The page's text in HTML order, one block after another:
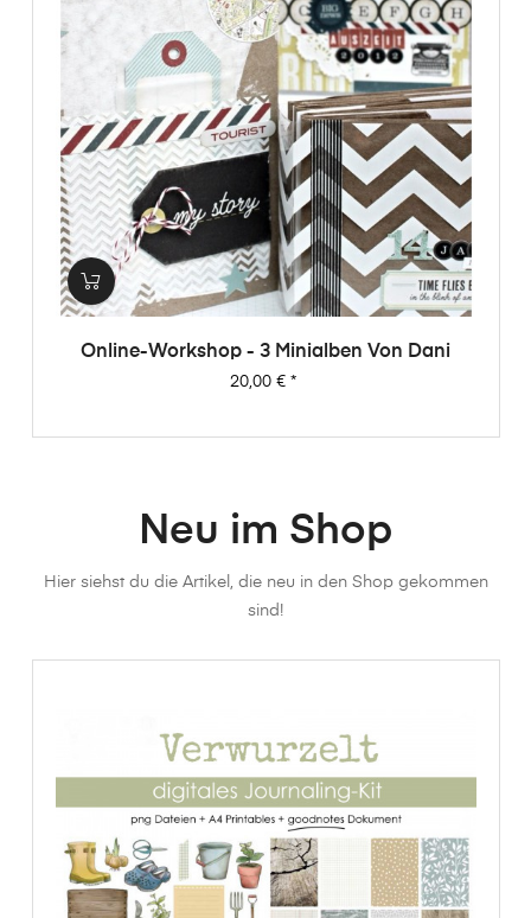
Online-Workshop - 3 Minialben Von Dani
Preis
20,00 €*
Neu im Shop
Hier siehst du die Artikel, die neu in den Shop gekommen
sind!